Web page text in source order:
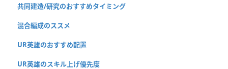
共同建造/研究のおすすめタイミング
混合編成のススメ
UR英雄のおすすめ配置
UR英雄のスキル上げ優先度